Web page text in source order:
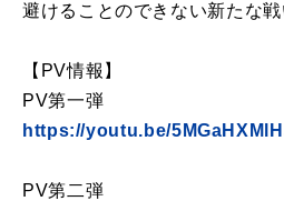
避けることのできない新たな
【PV情報】
PV第一弾
https://youtu.be/
PV第二弾